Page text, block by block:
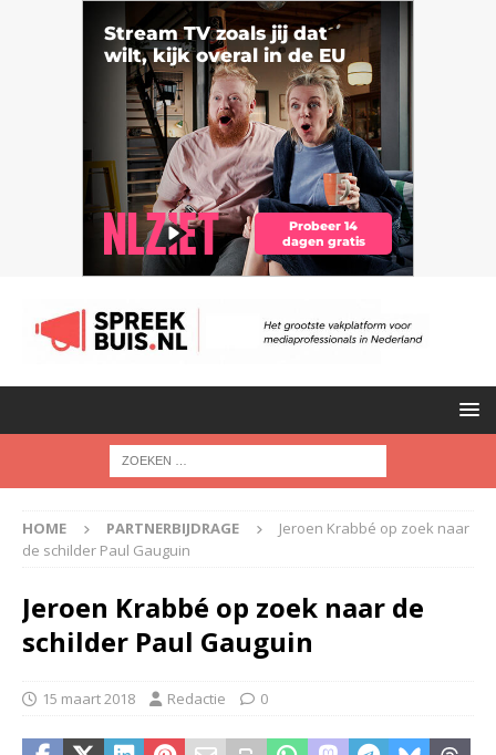
HOME PARTNERBIJDRAGE
Jeroen Krabbé op zoek naar
de schilder Paul Gauguin
Jeroen Krabbé op zoek naar de
schilder Paul Gauguin
15 maart 2018 Redactie 0